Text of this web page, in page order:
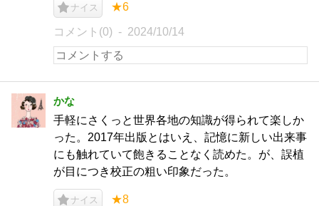
ナイス ★6
コメント(0) 2024/10/14
かな
手軽にさくっと世界各地の知識が得られて楽しか
った。2017年出版とはいえ、記憶に新しい出来事
にも触れていて飽きることなく読めた。が、誤植
が目につき校正の粗い印象だった。
ナイス ★8